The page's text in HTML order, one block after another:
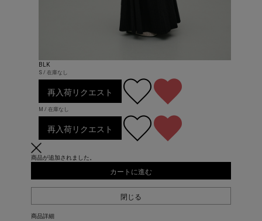
BLK
S / 在庫なし
再入荷リクエスト
M / 在庫なし
再入荷リクエスト
商品が追加されました。
カートに進む
閉じる
商品詳細